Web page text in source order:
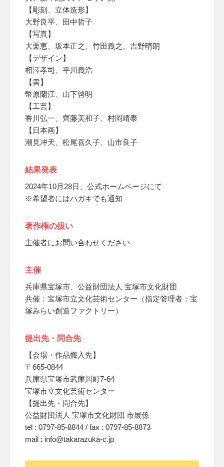
【彫刻、立体造形】
大野良平、田中哲子
【写真】
大栗恵、坂本正之、竹田義之、吉野晴朗
【デザイン】
相澤孝司、平川義浩
【書】
幣原蘭江、山下啓明
【工芸】
香川弘一、齊藤美和子、村岡靖泰
【日本画】
潮見冲天、松尾喜久子、山市良子
結果発表
2024年10月28日、公式ホームページにて
※希望者にはハガキでも通知
著作権の扱い
主催者にお問い合わせください
主催
兵庫県宝塚市、公益財団法人 宝塚市文化財団
共催：宝塚市立文化芸術センター（指定管理者：宝
塚みらい創造ファクトリー）
提出先・問合先
【会場・作品搬入先】
〒665-0844
兵庫県宝塚市武庫川町7-64
宝塚市立文化芸術センター
【提出先・問合先】
公益財団法人 宝塚市文化財団 市展係
tel : 0797-85-8844 / fax : 0797-85-8873
mail : info@takarazuka-c.jp